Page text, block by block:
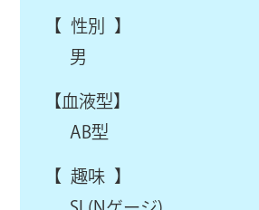
【 性別 】
男
【血液型】
AB型
【 趣味 】